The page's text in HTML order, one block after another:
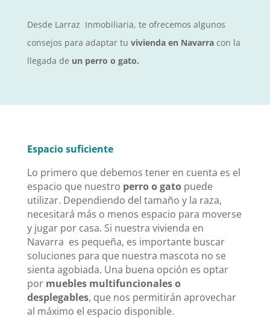
Desde Larraz Inmobiliaria, te ofrecemos algunos
consejos para adaptar tu vivienda en Navarracon la
llegada de un perro o gato.
Espacio suficiente
Lo primero que debemos tener en cuenta es el
espacio que nuestro perro o gato puede
utilizar. Dependiendo del tamaño y la raza,
necesitará más o menos espacio para moverse
y jugar por casa. Si nuestra vivienda en
Navarra es pequeña, es importante buscar
soluciones para que nuestra mascota no se
sienta agobiada. Una buena opción es optar
pormuebles multifuncionales o
desplegables, que nos permitirán aprovechar
al máximo el espacio disponible.